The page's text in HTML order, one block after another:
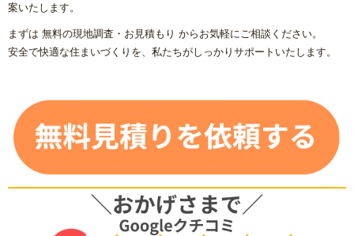
案いたします。
まずは 無料の現地調査・お見積もり からお気軽にご相談ください。
安全で快適な住まいづくりを、私たちがしっかりサポートいたします。